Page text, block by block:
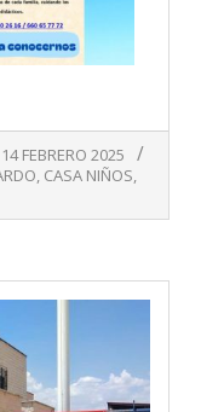
14 FEBRERO 2025
, CASA NIÑOS,